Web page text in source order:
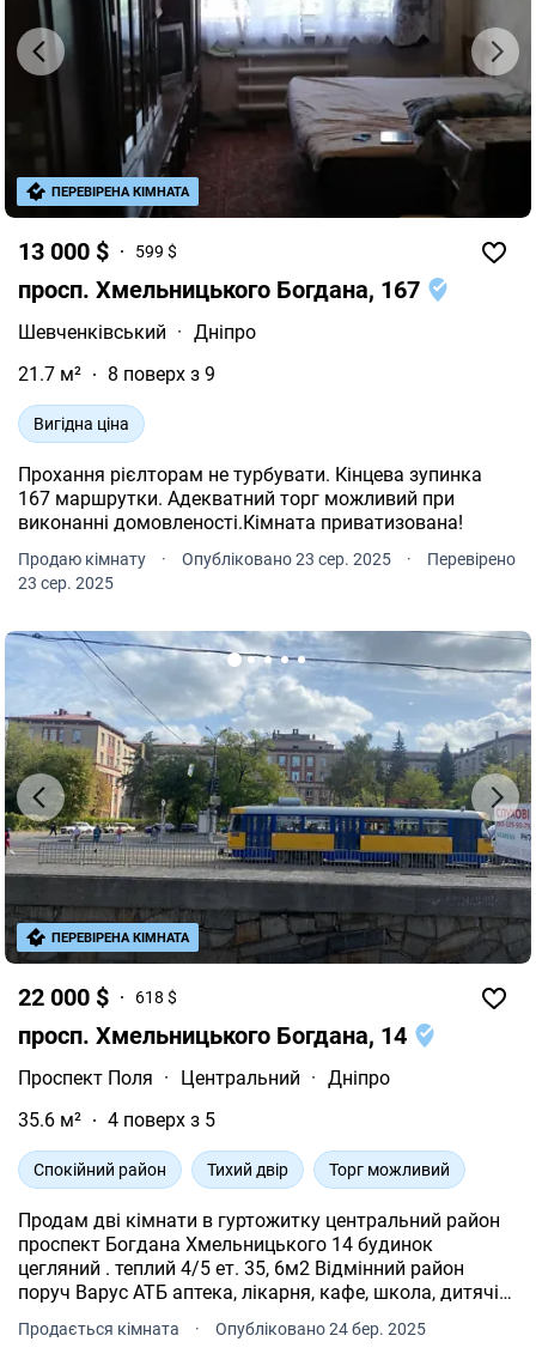
13 000 $ 599 $
просп. Хмельницького Богдана, 167
Шевченківський · Дніпро
21.7 м²
8 поверх з 9
Вигідна ціна
Прохання рієлторам не турбувати. Кінцева зупинка
167 маршрутки. Адекватний торг можливий при
виконанні домовленості.Кімната приватизована!
Продаю кімнату · Опубліковано 23 сер. 2025 ·
Перевірено
23 сер. 2025
ПЕРЕВІРЕНА КІМНАТА
22 000 $ 618 $
просп. Хмельницького Богдана, 14
Проспект Поля · Центральний · Дніпро
35.6 м²
4 поверх з 5
Спокійний район Тихий двір Торг можливий
Продам дві кімнати в гуртожитку центральний район
проспект Богдана Хмельницького 14 будинок
цегляний . теплий 4/5 ет. 35, 6м2 Відмінний район
поруч Варус АТБ аптека, лікарня, кафе, школа, дитячі
центру вигідна.Ціна можна зайти і жити або під оренду
Продається кімната · Опубліковано 24 бер. 2025
ПЕРЕВІРЕНА КІМНАТА